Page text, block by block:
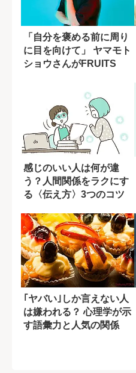
「自分を褒める前に周り
に目を向けて」 ヤマモト
ショウさんがFRUITS
感じのいい人は何が違
う？人間関係をラクにす
る〈伝え方〉3つのコツ
｢ヤバい｣しか言えない人
は嫌われる？ 心理学が示
す語彙力と人気の関係